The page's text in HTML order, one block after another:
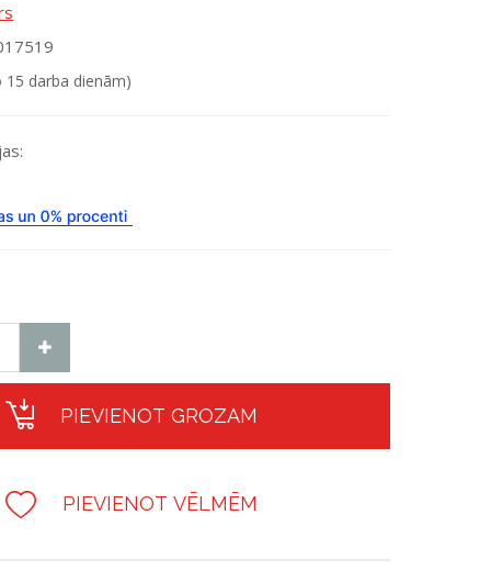
darba dienām)
PIEVIENOT GROZAM
PIEVIENOT VĒLMĒM